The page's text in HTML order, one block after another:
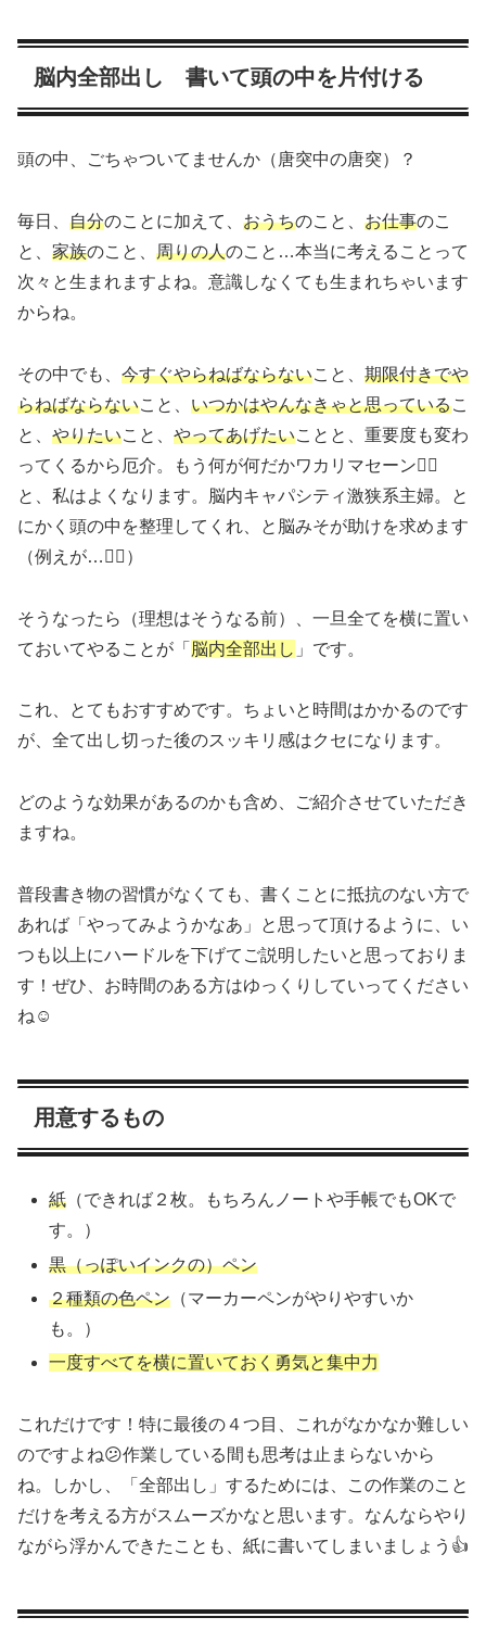
脳内全部出し 書いて頭の中を片付ける
頭の中、ごちゃついてませんか（唐突中の唐突）？
毎日、 自分のことに加えて、 おうちのこと、 お仕事のこ
と、 家族のこと、 周りの人のこと…本当に考えることって
次々と生まれますよね。意識しなくても生まれちゃいます
からね。
その中でも、 今すぐやらねばならないこと、 期限付きでや
らねばならないこと、 いつかはやんなきゃと思っているこ
と、 やりたいこと、 やってあげたいことと、重要度も変わ
ってくるから厄介。もう何が何だかワカリマセーン🤷‍♀️
と、私はよくなります。脳内キャパシティ激狭系主婦。と
にかく頭の中を整理してくれ、と脳みそが助けを求めます
（例えが…🤦‍♀️）
そうなったら（理想はそうなる前）、一旦全てを横に置い
ておいてやることが「 脳内全部出し 」です。
これ、とてもおすすめです。ちょいと時間はかかるのです
が、全て出し切った後のスッキリ感はクセになります。
どのような効果があるのかも含め、ご紹介させていただき
ますね。
普段書き物の習慣がなくても、書くことに抵抗のない方で
あれば「やってみようかなあ」と思って頂けるように、い
つも以上にハードルを下げてご説明したいと思っておりま
す！ぜひ、お時間のある方はゆっくりしていってください
ね☺
用意するもの
紙 （できれば２枚。もちろんノートや手帳でもOKで
す。）
黒（っぽいインクの）ペン
２種類の色ペン （マーカーペンがやりやすいか
も。）
一度すべてを横に置いておく勇気と集中力
これだけです！特に最後の４つ目、これがなかなか難しい
のですよね😕作業している間も思考は止まらないから
ね。しかし、「全部出し」するためには、この作業のこと
だけを考える方がスムーズかなと思います。なんならやり
ながら浮かんできたことも、紙に書いてしまいましょう👍